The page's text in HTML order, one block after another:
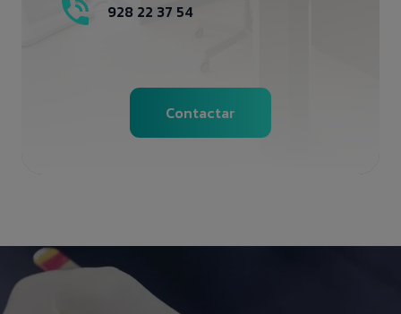
928 22 37 54
Contactar